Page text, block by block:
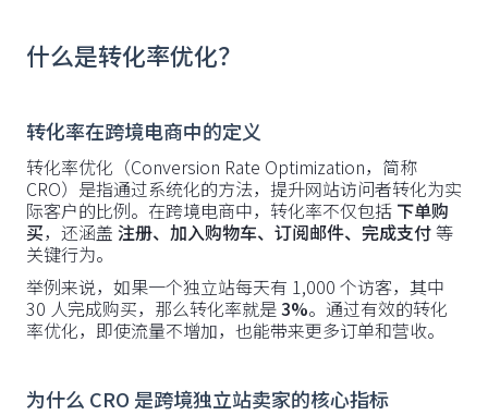
什么是转化率优化？
转化率在跨境电商中的定义
转化率优化（Conversion Rate Optimization，简称
CRO）是指通过系统化的方法，提升网站访问者转化为实
际客户的比例。在跨境电商中，转化率不仅包括 下单购
买，还涵盖 注册、加入购物车、订阅邮件、完成支付等
关键行为。
举例来说，如果一个独立站每天有 1,000 个访客，其中
30 人完成购买，那么转化率就是3%。通过有效的转化
率优化，即使流量不增加，也能带来更多订单和营收。
为什么 CRO 是跨境独立站卖家的核心指标